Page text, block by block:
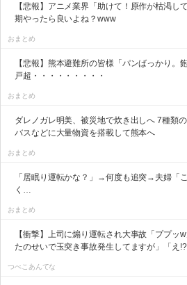
【悲報】アニメ業界「助けて！原作が枯渇
期やったら良いよね？www
おまとめ
【悲報】熊本避難所の皆様「パンばっかり。
戸超・・・・・・・・・
おまとめ
ダレノガレ明美、被災地で炊き出しへ 7種類
バスなどに大量物資を搭載して熊本へ
おまとめ
「居眠り運転かな？」→何度も追突→夫婦「
く…
おまとめ
【衝撃】上司に煽り運転され大事故「ププ
たのせいで玉突き事故発生してますが」「え!?
つべこあんてな